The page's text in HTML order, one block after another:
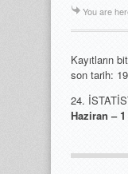
You are
Kayıtların
son tarih:
24.
Haziran –